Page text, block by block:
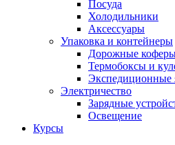
Посуда
Холодильники
Аксессуары
Упаковка и контейнеры
Дорожные
Термобоксы и
Электричество
Зарядные
Освещение
Курсы